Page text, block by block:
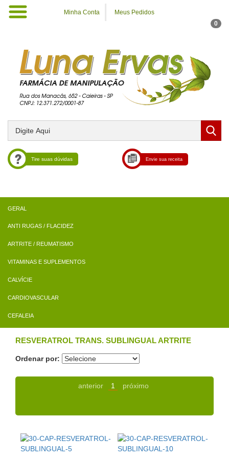
Minha Conta
Meus Pedidos
0
Tire suas dúvidas Envie sua receita
ANTI RUGAS / FLACIDEZ
ARTRITE / REUMATISMO
VITAMINAS E SUPLEMENTOS
CALVÍCIE
CARDIOVASCULAR
CEFALEIA
RESVERATROL TRANS. SUBLINGUAL ARTRITE
Ordenar por:
anterior 1 próximo